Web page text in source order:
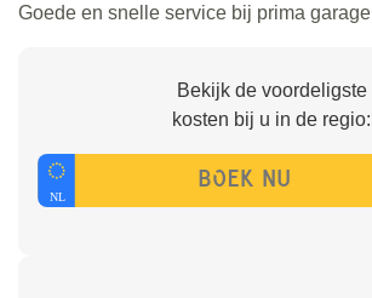
Goede en snelle service bij prima garage
Bekijk de voordeligste
kosten bij u in de regio: